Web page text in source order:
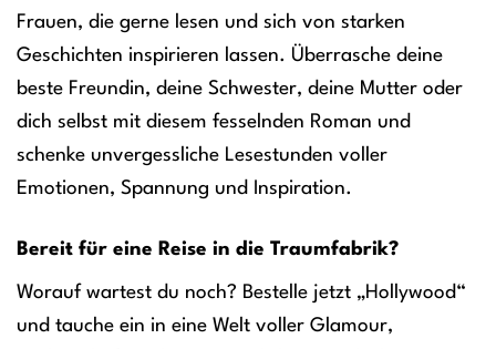
Frauen, die gerne lesen und sich von starken
Geschichten inspirieren lassen. Überrasche deine
beste Freundin, deine Schwester, deine Mutter oder
dich selbst mit diesem fesselnden Roman und
schenke unvergessliche Lesestunden voller
Emotionen, Spannung und Inspiration.
Bereit für eine Reise in die Traumfabrik?
Worauf wartest du noch? Bestelle jetzt „Hollywood“
und tauche ein in eine Welt voller Glamour,